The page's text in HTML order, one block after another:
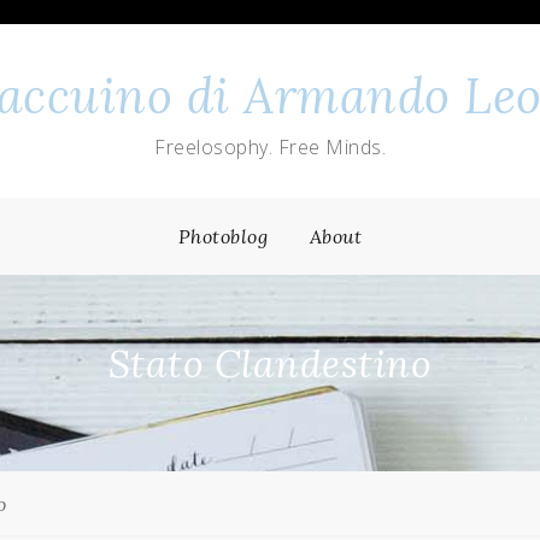
di Armando
Freelosophy. Free Minds.
Photoblog About
Stato Clandestino